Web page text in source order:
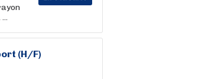
(H/F)